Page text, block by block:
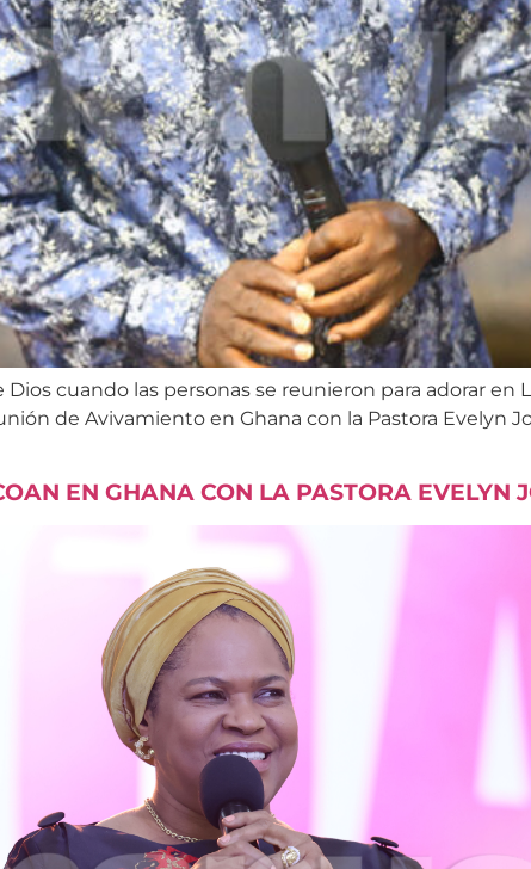
cuando las personas se reunieron para adorar en
de Avivamiento en Ghana con la Pastora Evelyn
EN GHANA CON LA PASTORA EVELYN